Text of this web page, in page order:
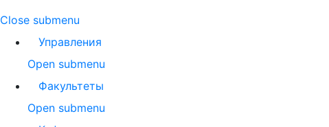
Close submenu
Управления
Open submenu
Факультеты
Open submenu